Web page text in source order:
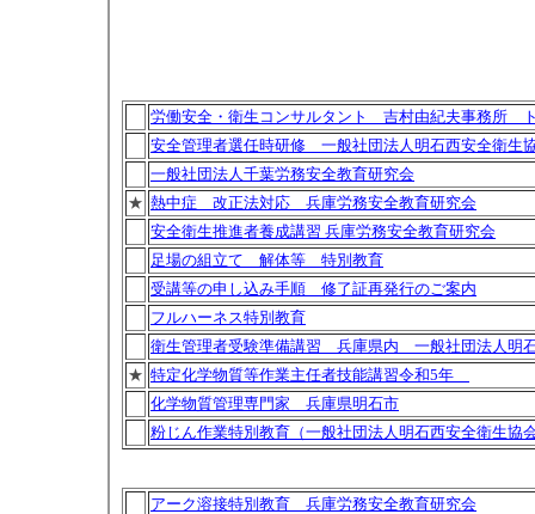
労働安全・衛生コンサルタント 吉村由紀夫事務所
安全管理者選任時研修 一般社団法人明石西安全衛生
一般社団法人千葉労務安全教育研究会
★ 熱中症 改正法対応 兵庫労務安全教育研究会
安全衛生推進者養成講習 兵庫労務安全教育研究会
足場の組立て 解体等 特別教育
受講等の申し込み手順 修了証再発行のご案内
フルハーネス特別教育
衛生管理者受験準備講習 兵庫県内 一般社団法人明
★ 特定化学物質等作業主任者技能講習令和5年
化学物質管理専門家 兵庫県明石市
粉じん作業特別教育（一般社団法人明石西安全衛生協
アーク溶接特別教育 兵庫労務安全教育研究会